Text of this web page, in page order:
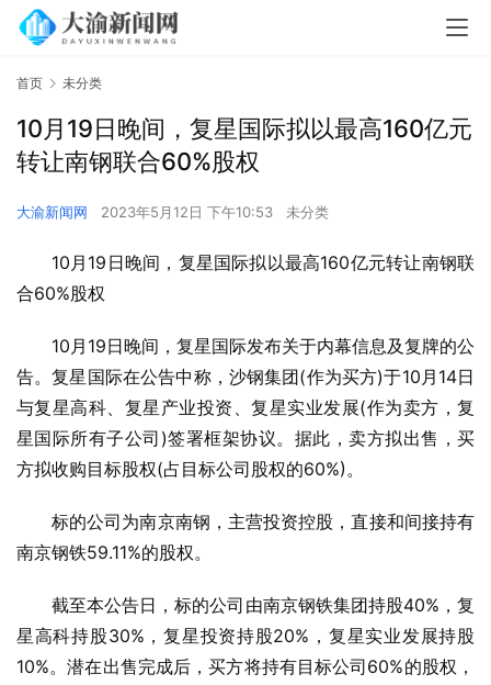
首页 未分类
10月19日晚间，复星国际拟以最高160亿元
转让南钢联合60%股权
大渝新闻网 2023年5月12日 下午10:53 未分类
10月19日晚间，复星国际拟以最高160亿元转让南钢联
合60%股权
10月19日晚间，复星国际发布关于内幕信息及复牌的公
告。复星国际在公告中称，沙钢集团(作为买方)于10月14日
与复星高科、复星产业投资、复星实业发展(作为卖方，复
星国际所有子公司)签署框架协议。据此，卖方拟出售，买
方拟收购目标股权(占目标公司股权的60%)。
标的公司为南京南钢，主营投资控股，直接和间接持有
南京钢铁59.11%的股权。
截至本公告日，标的公司由南京钢铁集团持股40%，复
星高科持股30%，复星投资持股20%，复星实业发展持股
10%。潜在出售完成后，买方将持有目标公司60%的股权，